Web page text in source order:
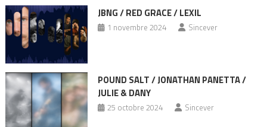
JBNG / RED GRACE / LEXIL
1 novembre 2024 Sincever
POUND SALT / JONATHAN PANETTA /
JULIE & DANY
25 octobre 2024 Sincever